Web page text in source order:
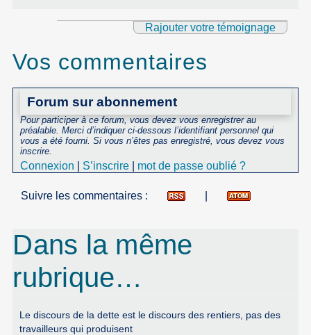
Rajouter votre témoignage
Vos commentaires
Forum sur abonnement
Pour participer à ce forum, vous devez vous enregistrer au
préalable. Merci d’indiquer ci-dessous l’identifiant personnel qui
vous a été fourni. Si vous n’êtes pas enregistré, vous devez vous
inscrire.
Connexion S’inscrire mot de passe oublié ?
Suivre les commentaires :
Dans la même
rubrique…
Le discours de la dette est le discours des rentiers, pas des
travailleurs qui produisent